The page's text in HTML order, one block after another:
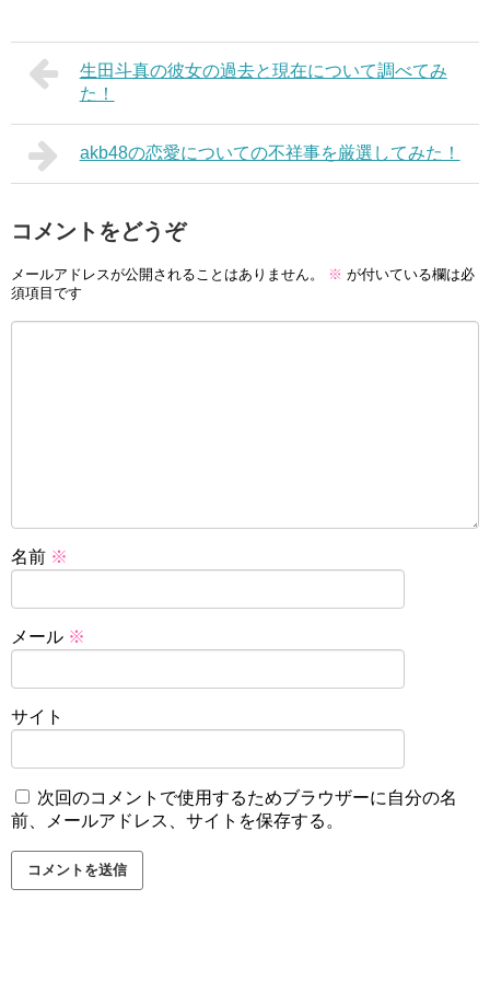
生田斗真の彼女の過去と現在について調べてみ
た！
akb48の恋愛についての不祥事を厳選してみた！
コメントをどうぞ
メールアドレスが公開されることはありません。 ※ が付いている欄は必
須項目です
名前 ※
メール ※
サイト
次回のコメントで使用するためブラウザーに自分の名
前、メールアドレス、サイトを保存する。